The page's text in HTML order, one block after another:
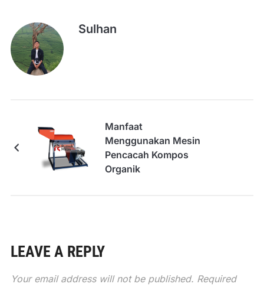
Sulhan
Manfaat
Menggunakan Mesin
Pencacah Kompos
Organik
LEAVE A REPLY
Your email address will not be published. Required